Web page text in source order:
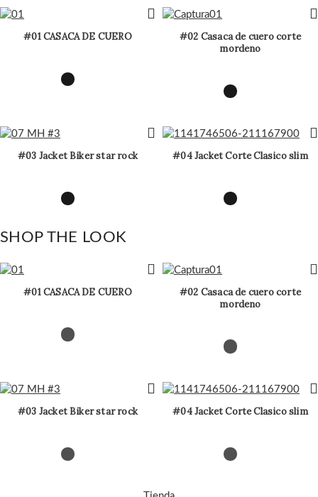
#01 CASACA DE CUERO
#02 Casaca de cuero corte
mordeno
#03 Jacket Biker star rock #04 Jacket Corte Clasico slim
SHOP THE LOOK
#01 CASACA DE CUERO
#02 Casaca de cuero corte
mordeno
#03 Jacket Biker star rock #04 Jacket Corte Clasico slim